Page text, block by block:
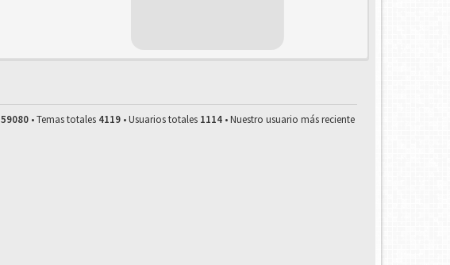
59080 • Temas totales 4119 • Usuarios totales 1114 • Nuestro usuario más reciente